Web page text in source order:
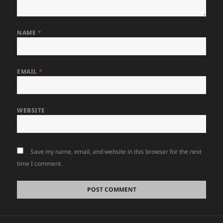
NAME *
EMAIL*
WEBSITE
Save my name, email, and website in this browser for the next
time I comment.